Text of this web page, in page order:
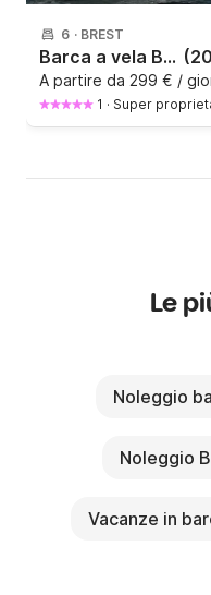
6 · BREST
Barca a vela Beneteau First 31.7 9.61m
A partire da 299 € /
1 · Super
Le
Noleggio
Noleggio
Vacanze in